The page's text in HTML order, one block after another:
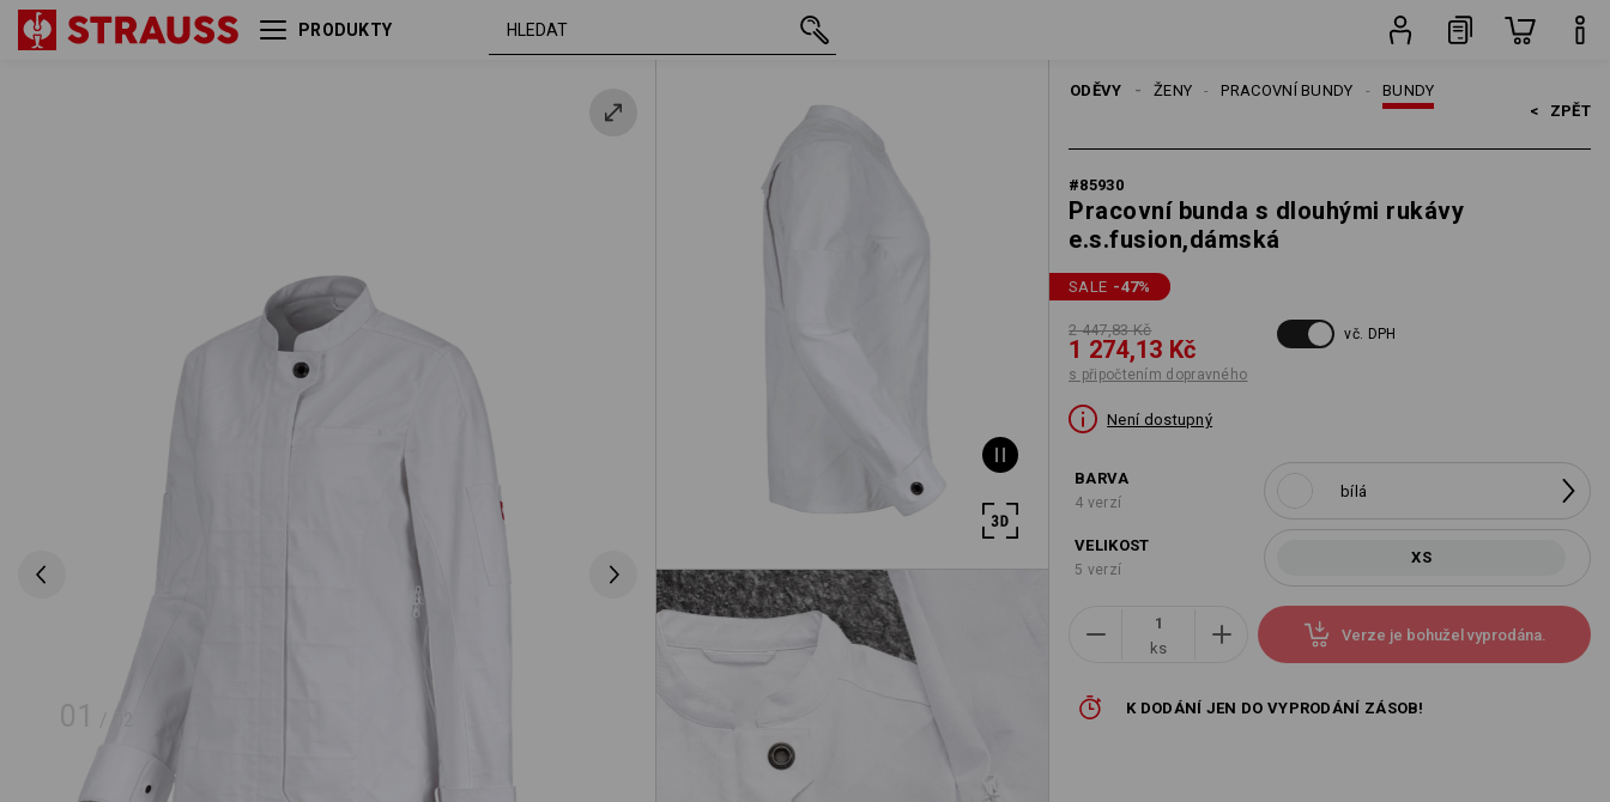
PRODUKTY
01 / 02
ODĚVY BUNDY
PRACOVNÍ BUNDY
ŽENY
< ZPĚT
#85930
Pracovní bunda s dlouhými rukávy
e.s.fusion,dámská
SALE -47%
2 447,83 Kč
1 274,13 Kč
s připočtením dopravného
vč. DPH
Není dostupný
BARVA
4 verzí
bílá
VELIKOST
5 verzí
XS
ks
Verze je bohužel vyprodána.
K DODÁNÍ JEN DO VYPRODÁNÍ ZÁSOB!
Pracovní bunda s dlouhými
bílá XS
2 447,83 Kč